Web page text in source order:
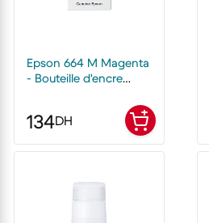
Epson 664 M Magenta
- Bouteille d'encre
134DH